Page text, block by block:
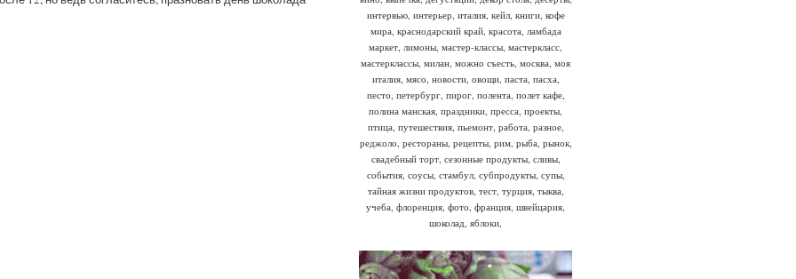
интервью, интерьер, италия, кейл, книги, кофе
мира, краснодарский край, красота, ламбада
маркет, лимоны, мастер-классы, мастеркласс,
мастерклассы, милан, можно съесть, москва, моя
италия, мясо, новости, овощи, паста, пасха,
песто, петербург, пирог, полента, полет кафе,
полина манская, праздники, пресса, проекты,
птица, путешествия, пьемонт, работа, разное,
реджоло, рестораны, рецепты, рим, рыба, рынок,
свадебный торт, сезонные продукты, сливы,
события, соусы, стамбул, субпродукты, супы,
тайная жизни продуктов, тест, турция, тыква,
учеба, флоренция, фото, франция, швейцария,
шоколад, яблоки,